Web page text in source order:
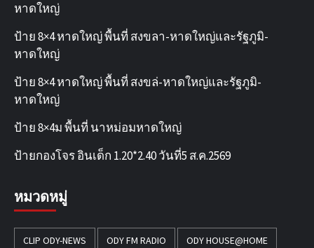
หาดใหญ่
ป้าย 8×4 หาดใหญ่ พื้นที่ สงขลา-หาดใหญ่และรัฐภูมิ-
หาดใหญ่
ป้าย 8×4 หาดใหญ่ พื้นที่ สงขล่-หาดใหญ่และรัฐภูมิ-
หาดใหญ่
ป้าย 8×4ม พื้นที่ นาหม่อมหาดใหญ่
ป้ายกองโจร อินเด็ก 1.20*2.40 วันที่5 ส.ค.2569
หมวดหมู่
CLIP ODY-NEWS ODY FM RADIO ODY HOUSE@HOME